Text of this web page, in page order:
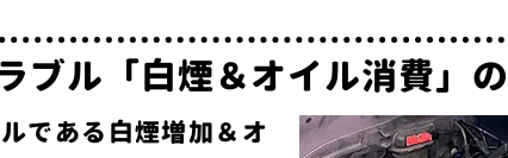
ブル​「白煙＆オイル消費」
である白煙増加＆オ